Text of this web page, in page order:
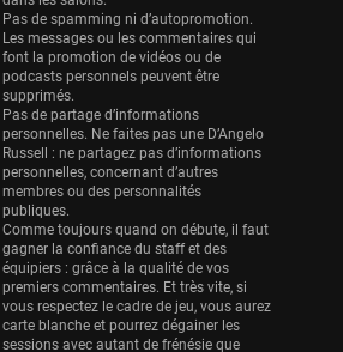
24 sessions
Sacramento Kings
24 sessions
Utah Jazz
22 sessions
Toronto Raptors
18 sessions
REVERSE
11 sessions
Bleues
Pas de spamming ni d’autopromotion.
Les messages ou les commentaires qui
font la promotion de vidéos ou de
podcasts personnels peuvent être
supprimés.
Pas de partage d’informations
personnelles. Ne faites pas une D’Angelo
Russell : ne partagez pas d’informations
personnelles, concernant d’autres
membres ou des personnalités
publiques.
Comme toujours quand on débute, il faut
gagner la confiance du staff et des
équipiers : grâce à la qualité de vos
premiers commentaires. Et très vite, si
vous respectez le cadre de jeu, vous aurez
carte blanche et pourrez dégainer les
sessions avec autant de frénésie que